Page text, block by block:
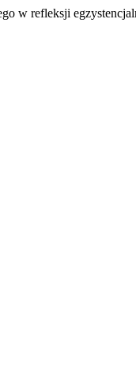
w refleksji